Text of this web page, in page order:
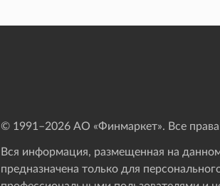
© 1991–2026АО «Финмаркет». Все
Вся информация, размещенная на
предназначена только для